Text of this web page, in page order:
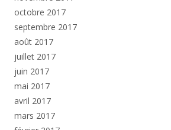
octobre 2017
septembre 2017
août 2017
juillet 2017
juin 2017
mai 2017
avril 2017
mars 2017